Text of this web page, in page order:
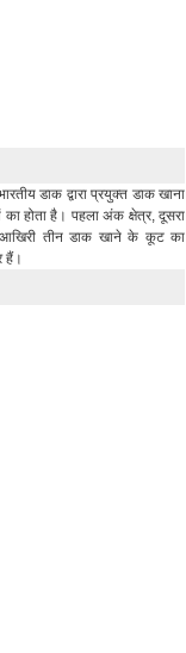
डाक द्वारा प्रयुक्त डाक खाना
होता है। पहला अंक क्षेत्र, दूसरा
आखिरी तीन डाक खाने के कूट का
हैं।